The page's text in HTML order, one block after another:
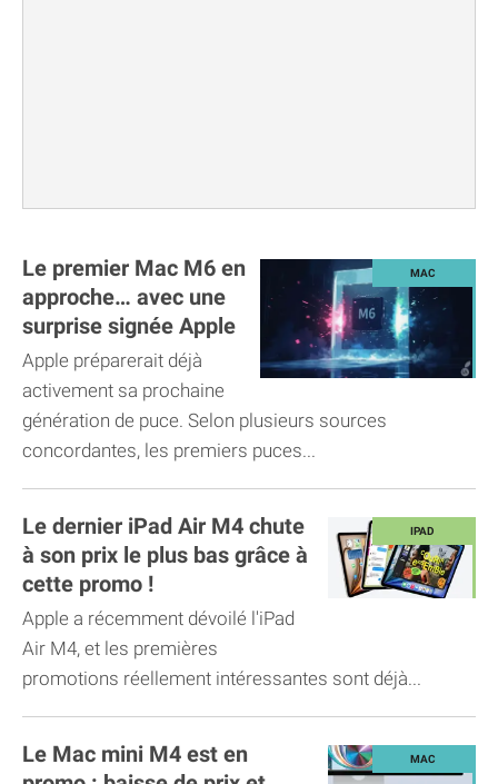
Le premier Mac M6 en
approche… avec une
surprise signée Apple
Apple préparerait déjà
activement sa prochaine
génération de puce. Selon plusieurs sources
concordantes, les premiers puces...
Le dernier iPad Air M4 chute
à son prix le plus bas grâce à
cette promo !
Apple a récemment dévoilé l'iPad
Air M4, et les premières
promotions réellement intéressantes sont déjà...
Le Mac mini M4 est en